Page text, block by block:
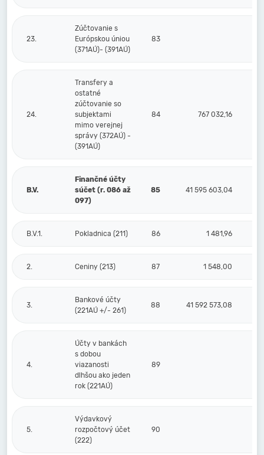
23.
Zúčtovanie s
Európskou úniou
(371AÚ)- (391AÚ)
83
24.
Transfery a
ostatné
zúčtovanie so
subjektami
mimo verejnej
správy (372AÚ) -
(391AÚ)
84 767 032,16
B.V.
Finančné účty
súčet (r. 086 až
097)
85 41 595 603,04
B.V.1. Pokladnica (211) 86 1 481,96
2. Ceniny (213) 87 1 548,00
3.
Bankové účty
(221AÚ +/- 261)
88 41 592 573,08
4.
Účty v bankách
s dobou
viazanosti
dlhšou ako jeden
rok (221AÚ)
89
5.
Výdavkový
rozpočtový účet
(222)
90